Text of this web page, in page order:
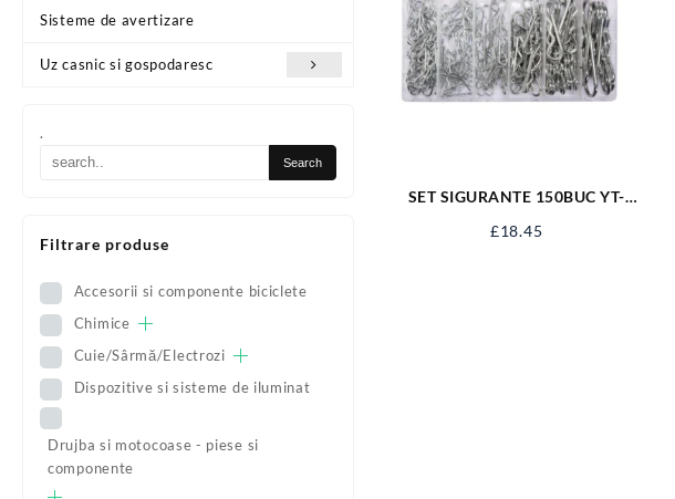
Sisteme de avertizare
Uz casnic si gospodaresc
.
Filtrare produse
Accesorii si componente biciclete
Chimice
Cuie/Sârmă/Electrozi
Dispozitive si sisteme de iluminat
Drujba si motocoase - piese si
componente
SET SIGURANTE 150BUC YT-
£18.45